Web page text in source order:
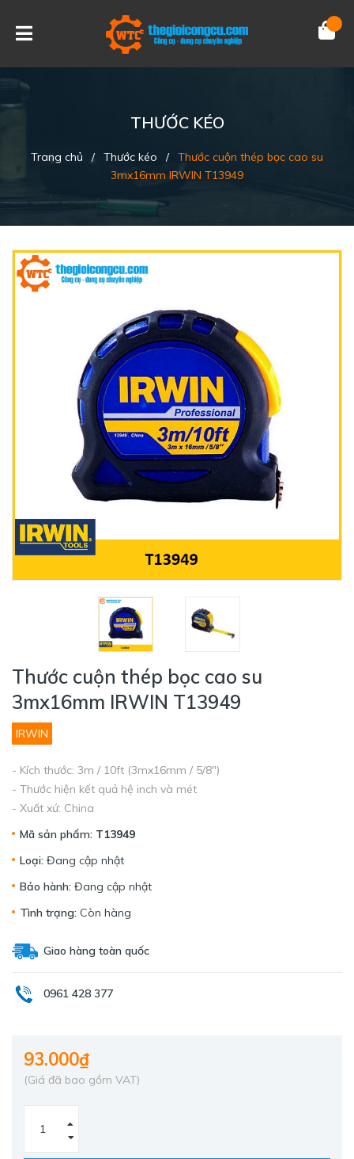
THƯỚC KÉO
Trang chủ / Thước kéo / Thước cuộn thép bọc cao su
3mx16mm IRWIN T13949
Thước cuộn thép bọc cao su
3mx16mm IRWIN T13949
IRWIN
- Kích thước: 3m / 10ft (3mx16mm / 5/8")
- Thước hiện kết quả hệ inch và mét
- Xuất xứ: China
Mã sản phẩm: T13949
Loại: Đang cập nhật
Bảo hành: Đang cập nhật
Tình trạng: Còn hàng
Giao hàng toàn quốc
0961 428 377
93.000₫
(Giá đã bao gồm VAT)